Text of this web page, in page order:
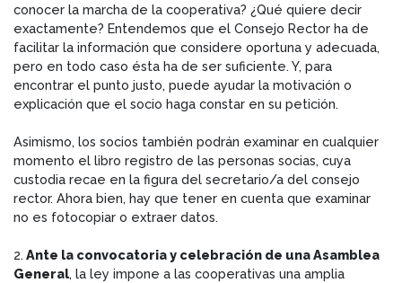
conocer la marcha de la cooperativa? ¿Qué quiere decir
exactamente? Entendemos que el Consejo Rector ha de
facilitar la información que considere oportuna y adecuada,
pero en todo caso ésta ha de ser suficiente. Y, para
encontrar el punto justo, puede ayudar la motivación o
explicación que el socio haga constar en su petición.
Asimismo, los socios también podrán examinar en cualquier
momento el libro registro de las personas socias, cuya
custodia recae en la figura del secretario/a del consejo
rector. Ahora bien, hay que tener en cuenta que examinar
no es fotocopiar o extraer datos.
2. Ante la convocatoria y celebración de una Asamblea
General, la ley impone a las cooperativas una amplia